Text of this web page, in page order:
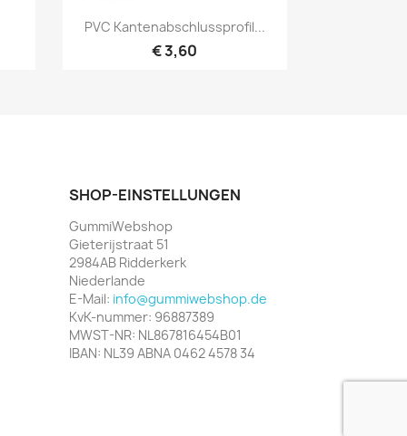
Vorschau
PVC Kantenabschlussprofil...
€ 3,60
SHOP-EINSTELLUNGEN
GummiWebshop
Gieterijstraat 51
2984AB Ridderkerk
Niederlande
E-Mail: info@gummiwebshop.de
KvK-nummer: 96887389
MWST-NR: NL867816454B01
IBAN: NL39 ABNA 0462 4578 34